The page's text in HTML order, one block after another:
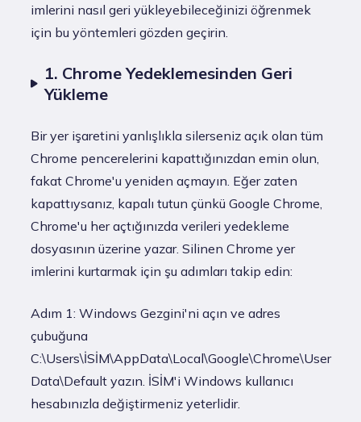
imlerini nasıl geri yükleyebileceğinizi öğrenmek
için bu yöntemleri gözden geçirin.
1. Chrome Yedeklemesinden Geri
Yükleme
Bir yer işaretini yanlışlıkla silerseniz açık olan tüm
Chrome pencerelerini kapattığınızdan emin olun,
fakat Chrome'u yeniden açmayın. Eğer zaten
kapattıysanız, kapalı tutun çünkü Google Chrome,
Chrome'u her açtığınızda verileri yedekleme
dosyasının üzerine yazar. Silinen Chrome yer
imlerini kurtarmak için şu adımları takip edin:
Adım 1: Windows Gezgini'ni açın ve adres
çubuğuna
C:\Users\İSİM\AppData\Local\Google\Chrome\User
Data\Default yazın. İSİM'i Windows kullanıcı
hesabınızla değiştirmeniz yeterlidir.